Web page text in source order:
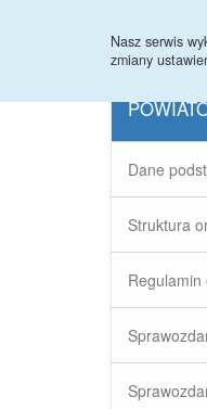
Nasz serwis
zmiany
Dane
Struktura